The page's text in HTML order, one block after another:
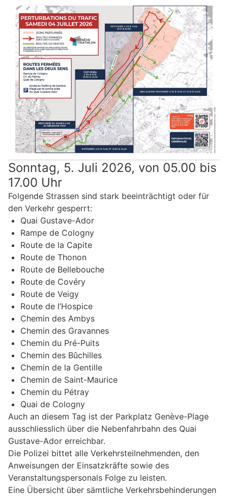
Sonntag, 5. Juli 2026, von 05.00 bis
17.00 Uhr
Folgende Strassen sind stark beeinträchtigt oder für
den Verkehr gesperrt:
Quai Gustave-Ador
Rampe de Cologny
Route de la Capite
Route de Thonon
Route de Bellebouche
Route de Covéry
Route de Veigy
Route de l’Hospice
Chemin des Ambys
Chemin des Gravannes
Chemin du Pré-Puits
Chemin des Bûchilles
Chemin de la Gentille
Chemin de Saint-Maurice
Chemin du Pétray
Quai de Cologny
Auch an diesem Tag ist der Parkplatz Genève-Plage
ausschliesslich über die Nebenfahrbahn des Quai
Gustave-Ador erreichbar.
Die Polizei bittet alle Verkehrsteilnehmenden, den
Anweisungen der Einsatzkräfte sowie des
Veranstaltungspersonals Folge zu leisten.
Eine Übersicht über sämtliche Verkehrsbehinderungen